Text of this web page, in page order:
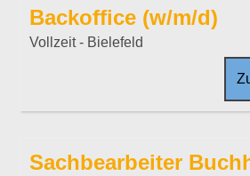
Backoffice (w/m/d)
Vollzeit - Bielefeld
Sachbearbeiter